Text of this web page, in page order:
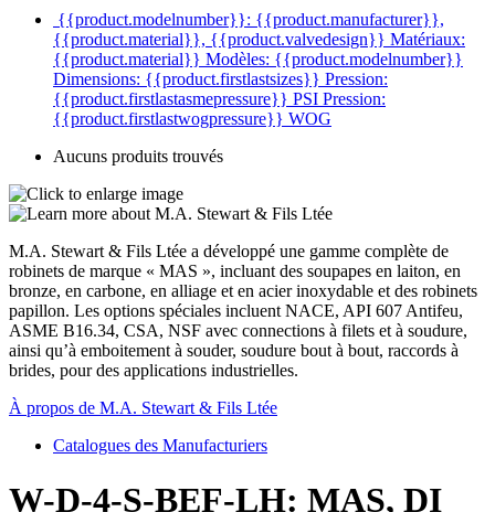
{{product.modelnumber}}: {{product.manufacturer}},
{{product.material}}, {{product.valvedesign}} Matériaux:
{{product.material}} Modèles: {{product.modelnumber}}
Dimensions: {{product.firstlastsizes}} Pression:
{{product.firstlastasmepressure}} PSI Pression:
{{product.firstlastwogpressure}} WOG
Aucuns produits trouvés
M.A. Stewart & Fils Ltée a développé une gamme complète de
robinets de marque « MAS », incluant des soupapes en laiton, en
bronze, en carbone, en alliage et en acier inoxydable et des robinets
papillon. Les options spéciales incluent NACE, API 607 Antifeu,
ASME B16.34, CSA, NSF avec connections à filets et à soudure,
ainsi qu’à emboitement à souder, soudure bout à bout, raccords à
brides, pour des applications industrielles.
À propos de M.A. Stewart & Fils Ltée
Catalogues des Manufacturiers
W-D-4-S-BEF-LH: MAS, DI